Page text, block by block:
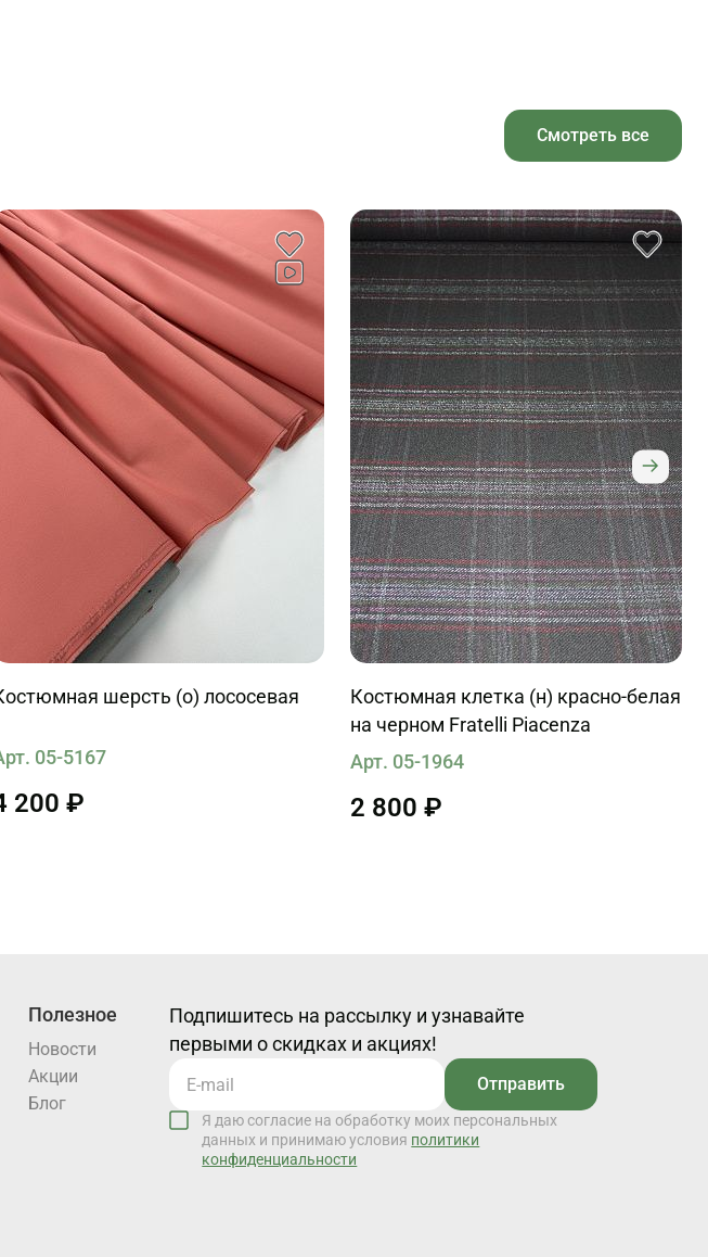
Смотреть все
шерсть (о) лососевая
05-5167
200 ₽
Костюмная клетка (н) красно-белая
на черном Fratelli Piacenza
Арт. 05-1964
2 800 ₽
Полезное
Новости
Акции
Блог
Подпишитесь на рассылку и узнавайте
первыми о скидках и акциях!
Отправить
Я даю согласие на обработку моих персональных
данных и принимаю условия политики
конфиденциальности